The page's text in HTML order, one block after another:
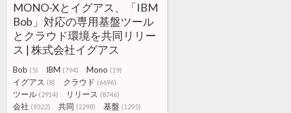
MONO-Xとイグアス、「IBM
Bob」対応の専用基盤ツール
とクラウド環境を共同リリー
ス | 株式会社イグアス
Bob (5) IBM (794) Mono (19)
イグアス (8) クラウド (6696)
ツール (2914) リリース (8746)
会社 (9322) 共同 (2298) 基盤 (1295)